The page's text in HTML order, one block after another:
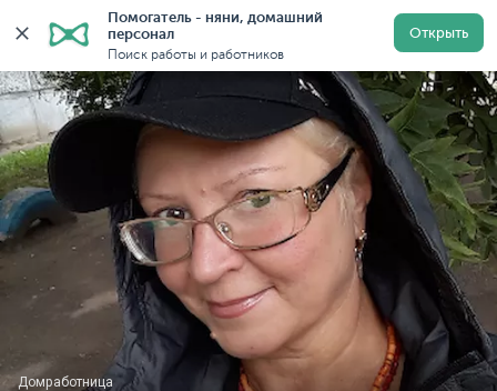
Помогатель - няни, домашний
персонал
Поиск работы и работников
Открыть
Главная Домработницы Домработницы в Омске
Домработница